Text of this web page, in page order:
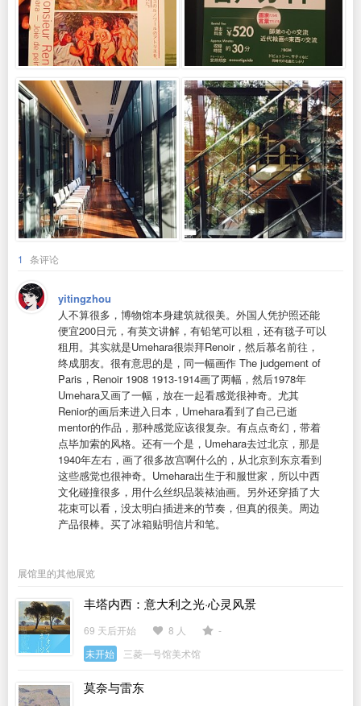
1 条评论
yitingzhou
人不算很多，博物馆本身建筑就很美。外国人凭护照还能
便宜200日元，有英文讲解，有铅笔可以租，还有毯子可以
租用。其实就是Umehara很崇拜Renoir，然后慕名前往，
终成朋友。很有意思的是，同一幅画作 The judgement of
Paris，Renoir 1908 1913-1914画了两幅，然后1978年
Umehara又画了一幅，放在一起看感觉很神奇。尤其
Renior的画后来进入日本，Umehara看到了自己已逝
mentor的作品，那种感觉应该很复杂。有点点奇幻，带着
点毕加索的风格。还有一个是，Umehara去过北京，那是
1940年左右，画了很多故宫啊什么的，从北京到东京看到
这些感觉也很神奇。Umehara出生于和服世家，所以中西
文化碰撞很多，用什么丝织品装裱油画。另外还穿插了大
花束可以看，没太明白插进来的节奏，但真的很美。周边
产品很棒。买了冰箱贴明信片和笔。
展馆里的其他展览
丰塔内西：意大利之光·心灵风景
69 天后开始 8 人
-
未开始
三菱一号馆美术馆
莫奈与雷东